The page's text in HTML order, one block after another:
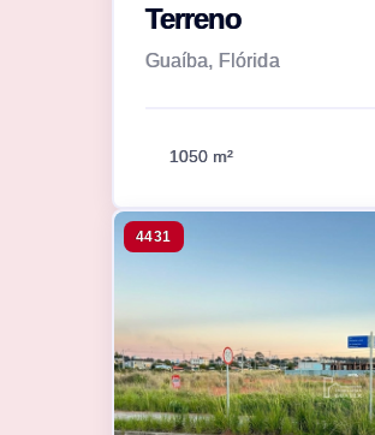
Terreno
Guaíba, Flórida
1050 m²
4431